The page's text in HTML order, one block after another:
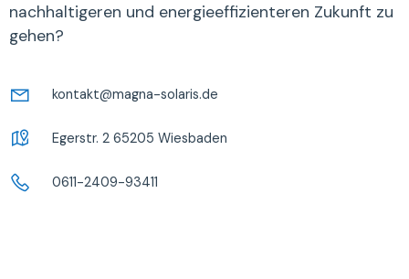
nachhaltigeren und energieeffizienteren Zukunft zu
gehen?
kontakt@magna-solaris.de
Egerstr. 2 65205 Wiesbaden
0611-2409-93411